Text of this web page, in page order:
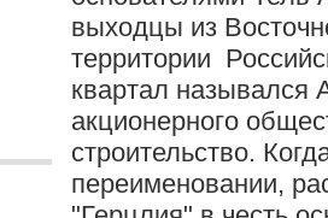
выходцы из
территории
квартал назывался
акционерного
строительство.
переименовании,